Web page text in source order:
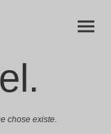
chose existe.